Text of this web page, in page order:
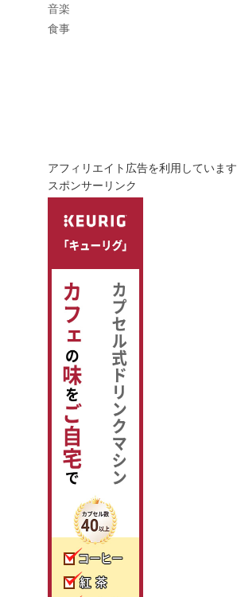
音楽
食事
アフィリエイト広告を利用しています
スポンサーリンク